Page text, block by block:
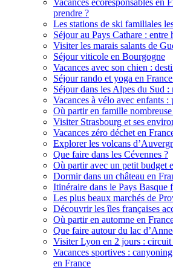
Vacances écoresponsables en
prendre ?
Les stations de ski familiales
Séjour au Pays Cathare : entre
Visiter les marais salants de
Séjour viticole en Bourgogne
Vacances avec son chien :
Séjour rando et yoga en
Séjour dans les Alpes du Sud :
Vacances à vélo avec enfants :
Où partir en famille
Visiter Strasbourg et ses
Vacances zéro déchet en
Explorer les volcans
Que faire dans les Cévennes ?
Où partir avec un petit budget
Dormir dans un château en
Itinéraire dans le Pays Basque
Les plus beaux marchés de
Découvrir les îles françaises
Où partir en automne en
Que faire autour du lac
Visiter Lyon en 2 jours : circuit
Vacances sportives :
en France